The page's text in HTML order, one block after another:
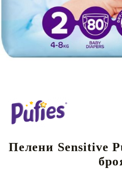
Пелени Sensitive